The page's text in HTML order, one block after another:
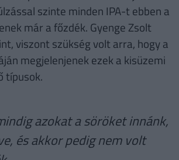
szinte minden IPA-t ebben a
már a főzdék. Gyenge Zsolt
viszont szükség volt arra, hogy a
megjelenjenek ezek a kisüzemi
típusok.
azokat a söröket innánk,
és akkor pedig nem volt